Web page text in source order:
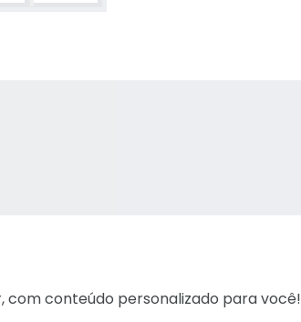
com conteúdo personalizado para você!